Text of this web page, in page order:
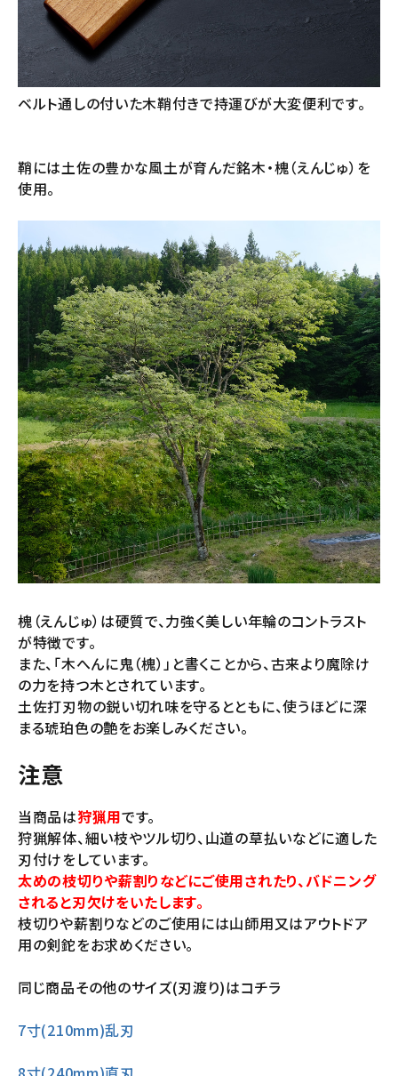
ベルト通しの付いた木鞘付きで持運びが大変便利です。
鞘には土佐の豊かな風土が育んだ銘木・槐（えんじゅ）を
使用。
槐（えんじゅ）は硬質で、力強く美しい年輪のコントラスト
が特徴です。
また、「木へんに鬼（槐）」と書くことから、古来より魔除け
の力を持つ木とされています。
土佐打刃物の鋭い切れ味を守るとともに、使うほどに深
まる琥珀色の艶をお楽しみください。
注意
当商品は狩猟用です。
狩猟解体、細い枝やツル切り、山道の草払いなどに適した
刃付けをしています。
太めの枝切りや薪割りなどにご使用されたり、バドニング
されると刃欠けをいたします。
枝切りや薪割りなどのご使用には山師用又はアウトドア
用の剣鉈をお求めください。
同じ商品その他のサイズ(刃渡り)はコチラ
7寸(210mm)乱刃